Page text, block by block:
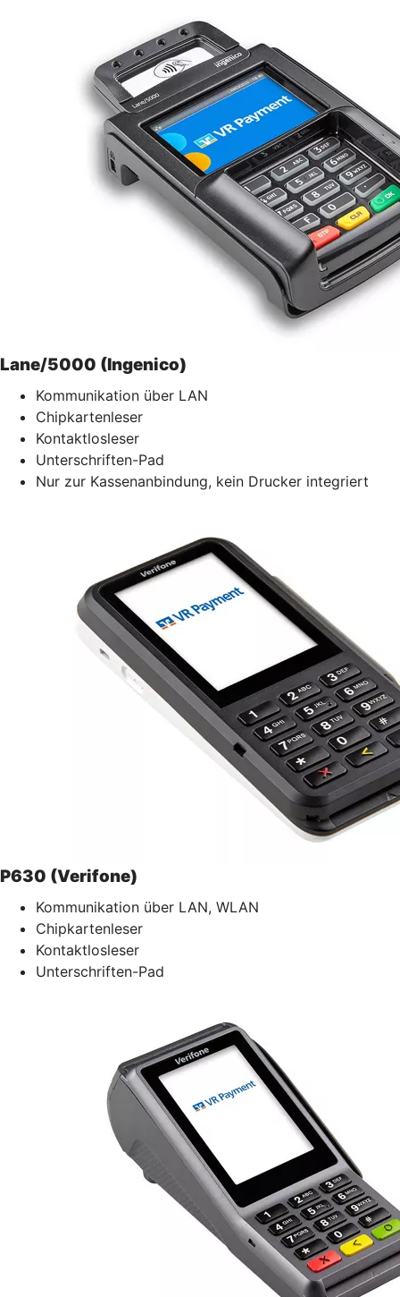
Lane/5000 (Ingenico)
Kommunikation über LAN
Chipkartenleser
Kontaktlosleser
Unterschriften-Pad
Nur zur Kassenanbindung, kein Drucker integriert
P630 (Verifone)
Kommunikation über LAN, WLAN
Chipkartenleser
Kontaktlosleser
Unterschriften-Pad